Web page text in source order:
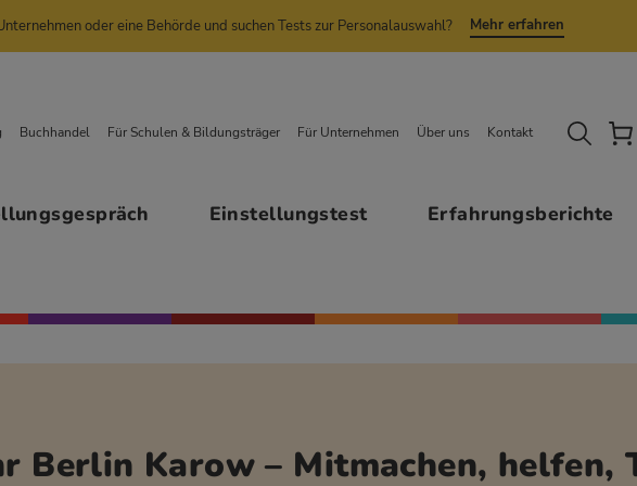
oder eine Behörde und suchen Tests zur Personalauswahl? Mehr erfahren
Einstellungstest Erfahrungsberichte
Buchhandel Für Schulen & Bildungsträger Für Unternehmen Über uns Kontakt
Berlin Karow – Mitmachen, helfen,